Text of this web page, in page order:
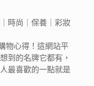
時尚｜保養｜彩妝
物心得！這網站平
到的名牌它都有，
最喜歡的一點就是